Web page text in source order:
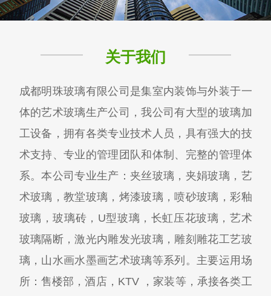
关于我们
成都明珠玻璃有限公司是集室内装饰与外装于一
体的艺术玻璃生产公司，我公司有大型的玻璃加
工设备，拥有各类专业技术人员，具有强大的技
术支持、专业的管理团队和体制、完整的管理体
系。本公司专业生产：夹丝玻璃，夹娟玻璃，艺
术玻璃，教堂玻璃，烤漆玻璃，喷砂玻璃，彩釉
玻璃，玻璃砖，U型玻璃，长虹压花玻璃，艺术
玻璃隔断，激光内雕发光玻璃，雕刻雕花工艺玻
璃，山水画水墨画艺术玻璃等系列。主要运用场
所：售楼部，酒店，KTV ，家装等，承接各类工